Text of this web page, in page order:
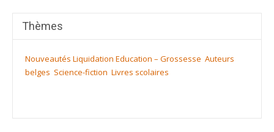
Thèmes
Nouveautés Liquidation Education – Grossesse Auteurs
belges Science-fiction Livres scolaires